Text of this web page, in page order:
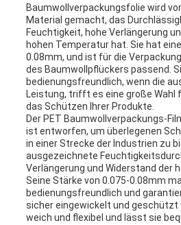
BESTIMMUNGEN
Baumwollverpackungsfolie wird
Material gemacht, das
Feuchtigkeit, hohe Verlängerung
hohen Temperatur hat. Sie hat
0.08mm, und ist für die
des Baumwollpflückers passend.
bedienungsfreundlich, wenn die
Leistung, trifft es eine große Wahl
das Schützen Ihrer Produkte.
Der PET Baumwollverpackungs-
ist entworfen, um überlegenen
in einer Strecke der Industrien zu
ausgezeichnete
Verlängerung und Widerstand der
Seine Stärke von 0.075-0.08mm
bedienungsfreundlich und
sicher eingewickelt und geschützt
weich und flexibel und lässt sie